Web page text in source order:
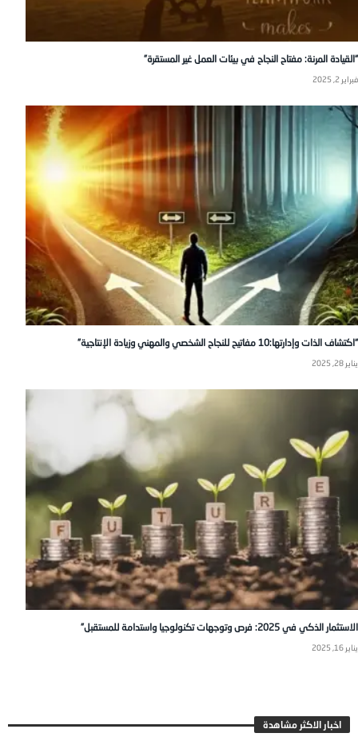
“القيادة المرنة: مفتاح النجاح في بيئات العمل غير المستقرة”
فبراير 2, 2025
“اكتشاف الذات وإدارتها:10 مفاتيح للنجاح الشخصي والمهني وزيادة الإنتاجية”
يناير 28, 2025
الاستثمار الذكي في 2025: فرص وتوجهات تكنولوجيا واستدامة للمستقبل”
يناير 16, 2025
اخبار الاكثر مشاهدة